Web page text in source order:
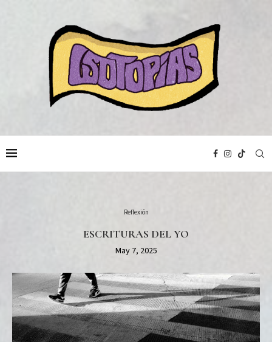
Reflexión
ESCRITURAS DEL YO
May 7, 2025